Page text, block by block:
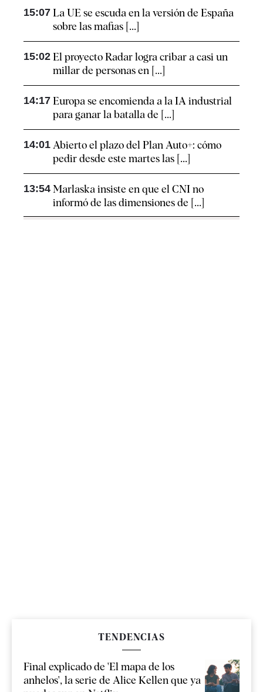
15:07 La UE se escuda en la versión de España
sobre las mafias [...]
15:02 El proyecto Radar logra cribar a casi un
millar de personas en [...]
14:17 Europa se encomienda a la IA industrial
para ganar la batalla de [...]
14:01 Abierto el plazo del Plan Auto+: cómo
pedir desde este martes las [...]
13:54 Marlaska insiste en que el CNI no
informó de las dimensiones de [...]
TENDENCIAS
Final explicado de 'El mapa de los
anhelos', la serie de Alice Kellen que ya